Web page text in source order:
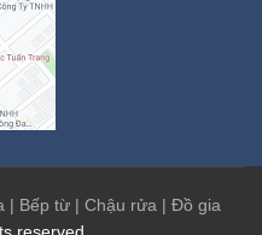
| Bếp từ | Chậu rửa | Đồ gia
reserved